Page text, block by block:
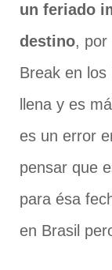
un feriado
destino, por
Break en
llena y es
es un error
pensar que
para ésa
en Brasil